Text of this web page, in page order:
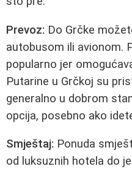
Prevoz: Do Grčke
autobusom ili avionom.
popularno jer
Putarine u Grčkoj su
generalno u dobrom
opcija, posebno ako
Smještaj: Ponuda
od luksuznih hotela do